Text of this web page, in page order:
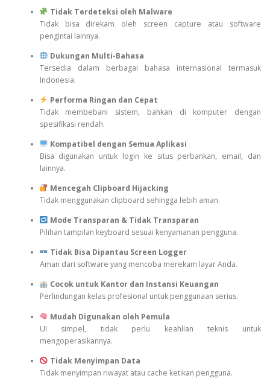
Tidak Terdeteksi oleh Malware
Tidak bisa direkam oleh screen capture atau software
pengintai lainnya.
Dukungan Multi-Bahasa
Tersedia dalam berbagai bahasa internasional termasuk
Indonesia.
Performa Ringan dan Cepat
Tidak membebani sistem, bahkan di komputer dengan
spesifikasi rendah.
Kompatibel dengan Semua Aplikasi
Bisa digunakan untuk login ke situs perbankan, email, dan
lainnya.
Mencegah Clipboard Hijacking
Tidak menggunakan clipboard sehingga lebih aman.
Mode Transparan & Tidak Transparan
Pilihan tampilan keyboard sesuai kenyamanan pengguna.
Tidak Bisa Dipantau Screen Logger
Aman dari software yang mencoba merekam layar Anda.
Cocok untuk Kantor dan Instansi Keuangan
Perlindungan kelas profesional untuk penggunaan serius.
Mudah Digunakan oleh Pemula
UI simpel, tidak perlu keahlian teknis untuk
mengoperasikannya.
Tidak Menyimpan Data
Tidak menyimpan riwayat atau cache ketikan pengguna.